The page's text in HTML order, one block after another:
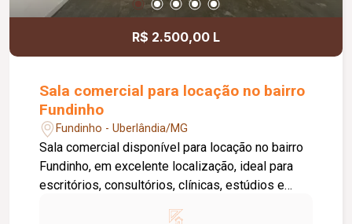
R$ 2.500,00 L
Sala comercial para locação no bairro
Fundinho
Fundinho - Uberlândia/MG
Sala comercial disponível para locação no bairro
Fundinho, em excelente localização, ideal para
escritórios, consultórios, clínicas, estúdios e